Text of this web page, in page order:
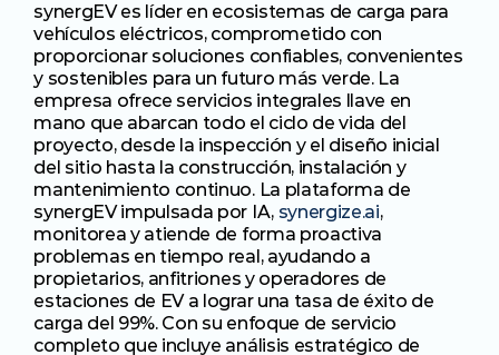
synergEV es líder en ecosistemas de carga para
vehículos eléctricos, comprometido con
proporcionar soluciones confiables, convenientes
y sostenibles para un futuro más verde. La
empresa ofrece servicios integrales llave en
mano que abarcan todo el ciclo de vida del
proyecto, desde la inspección y el diseño inicial
del sitio hasta la construcción, instalación y
mantenimiento continuo. La plataforma de
synergEV impulsada por IA, synergize.ai,
monitorea y atiende de forma proactiva
problemas en tiempo real, ayudando a
propietarios, anfitriones y operadores de
estaciones de EV a lograr una tasa de éxito de
carga del 99%. Con su enfoque de servicio
completo que incluye análisis estratégico de